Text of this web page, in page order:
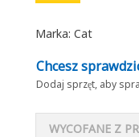
Marka: Cat
Chcesz
Dodaj sprzęt, aby
WYCOFANE Z